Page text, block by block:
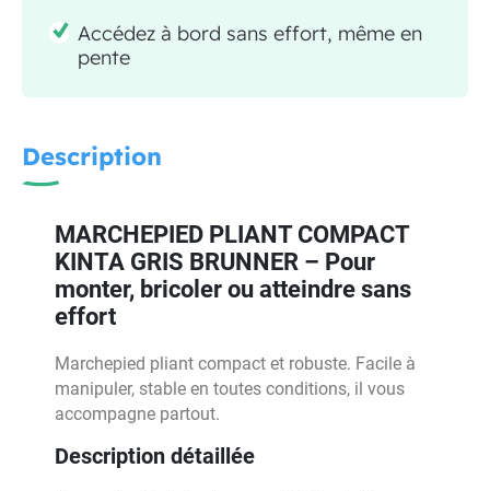
Accédez à bord sans effort, même en
pente
Description
MARCHEPIED PLIANT COMPACT
KINTA GRIS BRUNNER – Pour
monter, bricoler ou atteindre sans
effort
Marchepied pliant compact et robuste. Facile à
manipuler, stable en toutes conditions, il vous
accompagne partout.
Description détaillée